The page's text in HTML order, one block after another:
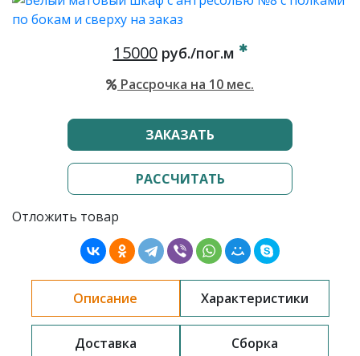
15000руб./пог.м
Рассрочка на 10 мес.
ЗАКАЗАТЬ
РАССЧИТАТЬ
Отложить товар
Описание Характеристики
Доставка Сборка